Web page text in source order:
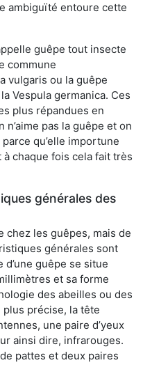
ambiguïté entoure cette
guêpe tout insecte
commune
vulgaris ou la guêpe
Vespula germanica. Ces
plus répandues en
pas la guêpe et on
qu’elle importune
chaque fois cela fait très
générales des
chez les guêpes, mais de
générales sont
guêpe se situe
et sa forme
des abeilles ou des
précise, la tête
une paire d’yeux
ainsi dire, infrarouges.
pattes et deux paires